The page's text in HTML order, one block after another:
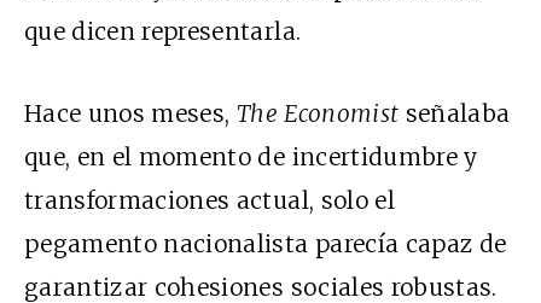
que dicen representarla.
Hace unos meses, The Economist señalaba
que, en el momento de incertidumbre y
transformaciones actual, solo el
pegamento nacionalista parecía capaz de
garantizar cohesiones sociales robustas.